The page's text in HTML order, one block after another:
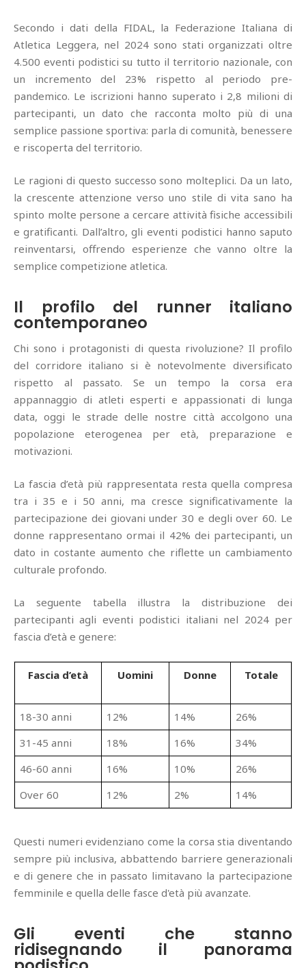
Secondo i dati della FIDAL, la Federazione Italiana di
Atletica Leggera, nel 2024 sono stati organizzati oltre
4.500 eventi podistici su tutto il territorio nazionale, con
un incremento del 23% rispetto al periodo pre-
pandemico. Le iscrizioni hanno superato i 2,8 milioni di
partecipanti, un dato che racconta molto più di una
semplice passione sportiva: parla di comunità, benessere
e riscoperta del territorio.
Le ragioni di questo successo sono molteplici. Da un lato,
la crescente attenzione verso uno stile di vita sano ha
spinto molte persone a cercare attività fisiche accessibili
e gratificanti. Dall’altro, gli eventi podistici hanno saputo
reinventarsi, offrendo esperienze che vanno oltre la
semplice competizione atletica.
Il profilo del runner italiano
contemporaneo
Chi sono i protagonisti di questa rivoluzione? Il profilo
del corridore italiano si è notevolmente diversificato
rispetto al passato. Se un tempo la corsa era
appannaggio di atleti esperti e appassionati di lunga
data, oggi le strade delle nostre città accolgono una
popolazione eterogenea per età, preparazione e
motivazioni.
La fascia d’età più rappresentata resta quella compresa
tra i 35 e i 50 anni, ma cresce significativamente la
partecipazione dei giovani under 30 e degli over 60. Le
donne rappresentano ormai il 42% dei partecipanti, un
dato in costante aumento che riflette un cambiamento
culturale profondo.
La seguente tabella illustra la distribuzione dei
partecipanti agli eventi podistici italiani nel 2024 per
fascia d’età e genere:
Fascia d’età Uomini Donne Totale
18-30 anni 12% 14%
26%
31-45 anni
18% 16%
34%
46-60 anni
16% 10%
26%
Over 60
12% 2% 14%
Questi numeri evidenziano come la corsa stia diventando
sempre più inclusiva, abbattendo barriere generazionali
e di genere che in passato limitavano la partecipazione
femminile e quella delle fasce d'età più avanzate.
Gli eventi che stanno
ridisegnando il panorama